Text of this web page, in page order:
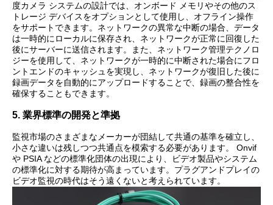
度カメラ システムの設計では、オンボード メモリやその他のス
トレージ デバイスをオプションとして使用し、オフライン操作
をサポートできます。ネットワークの異常な中断の場合、データ
は一時的にローカルに保存され、ネットワークが正常に回復した
後にサーバーに送信されます。また、ネットワーク管理テクノロ
ジーを使用して、ネットワークが一時的に中断された場合にフロ
ントエンドのキャッシュを実現し、ネットワークが復旧した後に
録画データを自動的にアップロードすることで、録画の整合性を
確保することもできます。
5. 業界標準の開発と準拠
監視市場のさまざまなメーカーが団結して共通の基準を確立し、
小さな違いは残しつつ共通点を模索する必要があります。 Onvif
や PSIA などの標準化団体の出現により、ビデオ製品やシステム
の標準化に対する期待が高まっています。プラグアンドプレイの
ビデオ監視の時代はそう遠くないと考えられています。